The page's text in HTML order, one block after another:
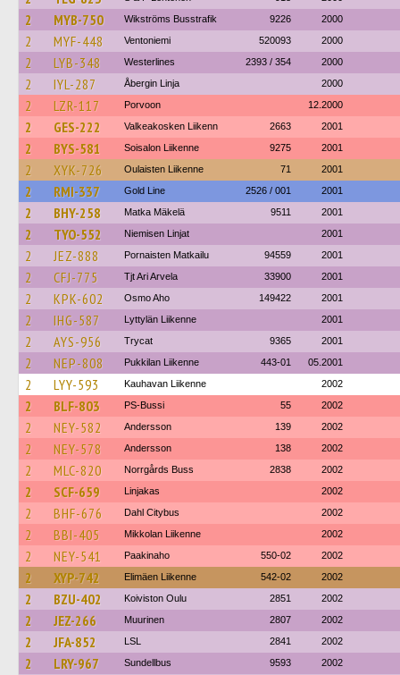
2 MYB-750 Wikströms Busstrafik 9226 2000
2 MYF-448 Ventoniemi 520093 2000
2 LYB-348 Westerlines 2393 / 354 2000
2 IYL-287 Åbergin Linja 2000
2 LZR-117 Porvoon 12.2000
2 GES-222 Valkeakosken Liikenn 2663 2001
2 BYS-581 Soisalon Liikenne 9275 2001
2 XYK-726 Oulaisten Liikenne 71 2001
2 RMI-337 Gold Line 2526 / 001 2001
2 BHY-258 Matka Mäkelä 9511 2001
2 TYO-552 Niemisen Linjat 2001
2 JEZ-888 Pornaisten Matkailu 94559 2001
2 CFJ-775 Tjt Ari Arvela 33900 2001
2 KPK-602 Osmo Aho 149422 2001
2 IHG-587 Lyttylän Liikenne 2001
2 AYS-956 Trycat 9365 2001
2 NEP-808 Pukkilan Liikenne 443-01 05.2001
2 LYY-593 Kauhavan Liikenne 2002
2 BLF-803 PS-Bussi 55 2002
2 NEY-582 Andersson 139 2002
2 NEY-578 Andersson 138 2002
2 MLC-820 Norrgårds Buss 2838 2002
2 SCF-659 Linjakas 2002
2 BHF-676 Dahl Citybus 2002
2 BBI-405 Mikkolan Liikenne 2002
2 NEY-541 Paakinaho 550-02 2002
2 XYP-742 Elimäen Liikenne 542-02 2002
2 BZU-402 Koiviston Oulu 2851 2002
2 JEZ-266 Muurinen 2807 2002
2 JFA-852 LSL 2841 2002
2 LRY-967 Sundellbus 9593 2002